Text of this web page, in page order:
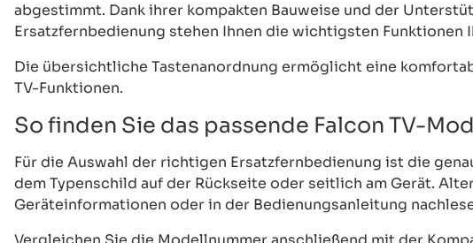
abgestimmt. Dank ihrer kompakten Bauweise und der
Ersatzfernbedienung stehen Ihnen die wichtigsten
Die übersichtliche Tastenanordnung ermöglicht eine
TV-Funktionen.
So finden Sie das passende Falcon TV-
Für die Auswahl der richtigen Ersatzfernbedienung ist die
dem Typenschild auf der Rückseite oder seitlich am Gerät.
Geräteinformationen oder in der Bedienungsanleitung